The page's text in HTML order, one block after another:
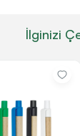
İlginizi